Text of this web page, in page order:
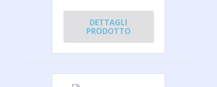
DETTAGLI
PRODOTTO